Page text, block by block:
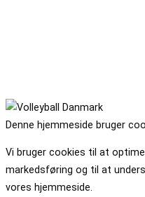
Denne hjemmeside bruger
Vi bruger cookies til at
markedsføring og til at
vores hjemmeside.